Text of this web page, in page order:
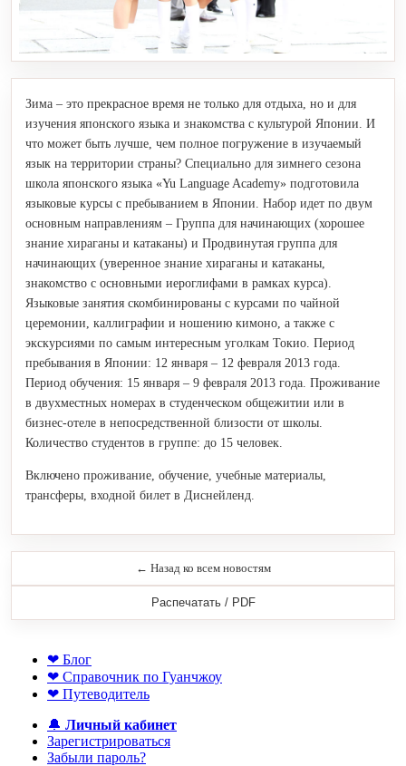
Зима – это прекрасное время не только для отдыха, но и для
изучения японского языка и знакомства с культурой Японии. И
что может быть лучше, чем полное погружение в изучаемый
язык на территории страны? Специально для зимнего сезона
школа японского языка «Yu Language Academy» подготовила
языковые курсы с пребыванием в Японии. Набор идет по двум
основным направлениям – Группа для начинающих (хорошее
знание хираганы и катаканы) и Продвинутая группа для
начинающих (уверенное знание хираганы и катаканы,
знакомство с основными иероглифами в рамках курса).
Языковые занятия скомбинированы с курсами по чайной
церемонии, каллиграфии и ношению кимоно, а также с
экскурсиями по самым интересным уголкам Токио. Период
пребывания в Японии: 12 января – 12 февраля 2013 года.
Период обучения: 15 января – 9 февраля 2013 года. Проживание
в двухместных номерах в студенческом общежитии или в
бизнес-отеле в непосредственной близости от школы.
Количество студентов в группе: до 15 человек.
Включено проживание, обучение, учебные материалы,
трансферы, входной билет в Диснейленд.
← Назад ко всем новостям
Распечатать / PDF
❤ Блог
❤ Справочник по Гуанчжоу
❤ Путеводитель
🔔 Личный кабинет
Зарегистрироваться
Забыли пароль?